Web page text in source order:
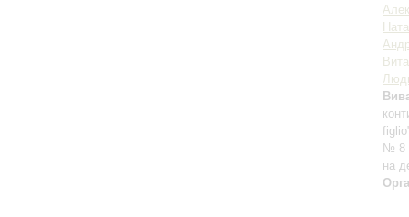
№ 8
на